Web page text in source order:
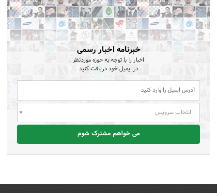
خبرنامه اخبار رسمی
اخبار را با توجه به حوزه موردنظر
در ایمیل خود دریافت کنید
انتخاب سرویس
می خواهم مشترک شوم